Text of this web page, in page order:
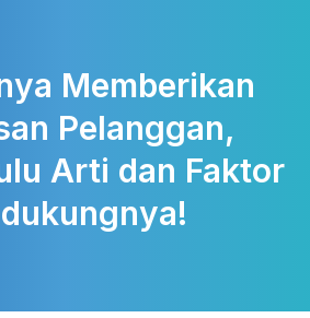
Memberikan
Pelanggan,
Arti dan Faktor